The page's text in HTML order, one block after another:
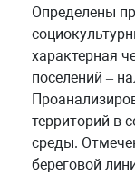
Определены
характерная
поселений –
территорий в
среды.
береговой